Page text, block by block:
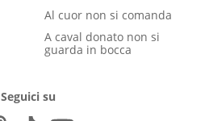
Al cuor non si comanda
A caval donato non si
guarda in bocca
Seguici su